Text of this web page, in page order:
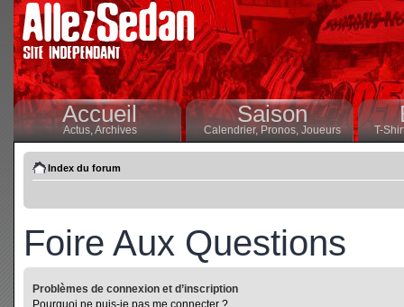
Accueil
Actus,Archives
Saison
Calendrier,Pronos, Joueurs T-
Index du forum
Foire Aux Questions
Problèmes de connexion et d’inscription
Pourquoi ne puis-je pas me connecter ?